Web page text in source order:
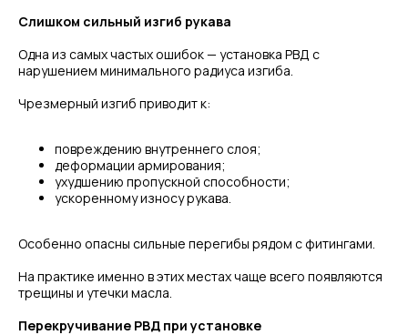
Слишком сильный изгиб рукава
Одна из самых частых ошибок — установка РВД с
нарушением минимального радиуса изгиба.
Чрезмерный изгиб приводит к:
повреждению внутреннего слоя;
деформации армирования;
ухудшению пропускной способности;
ускоренному износу рукава.
Особенно опасны сильные перегибы рядом с фитингами.
На практике именно в этих местах чаще всего появляются
трещины и утечки масла.
Перекручивание РВД при установке